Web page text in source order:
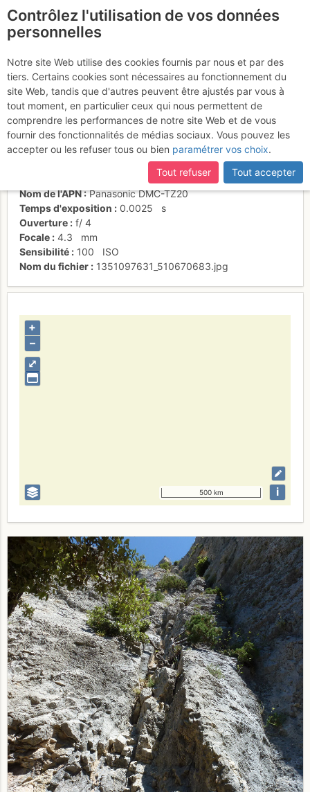
Le dièdre de départ
Activités
Date/heure
7 juil. 2012 10:45
Contributeur
Thomas C
individuel (CC by-nc-nd)
Nom de l'APN
Panasonic DMC-TZ20
Temps d'exposition
0.0025
s
Ouverture
f/ 4
Focale
4.3
mm
Sensibilité
100
ISO
Nom du fichier
1351097631_510670683.jpg
⤢
+
–
500 km i
Contrôlez l'utilisation de vos données
personnelles
Notre site Web utilise des cookies fournis par nous et par des
tiers. Certains cookies sont nécessaires au fonctionnement du
site Web, tandis que d'autres peuvent être ajustés par vous à
tout moment, en particulier ceux qui nous permettent de
comprendre les performances de notre site Web et de vous
fournir des fonctionnalités de médias sociaux. Vous pouvez les
accepter ou les refuser tous ou bien paramétrer vos choix.
Tout refuser
Tout accepter